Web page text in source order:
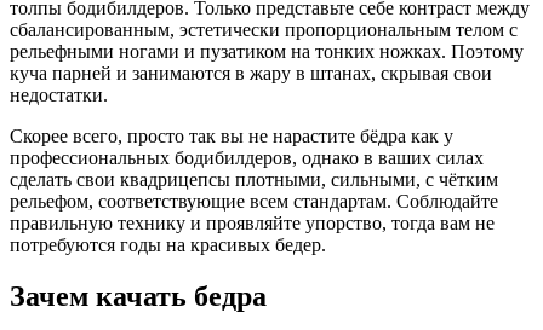
толпы бодибилдеров. Только представьте себе контраст между
сбалансированным, эстетически пропорциональным телом с
рельефными ногами и пузатиком на тонких ножках. Поэтому
куча парней и занимаются в жару в штанах, скрывая свои
недостатки.
Скорее всего, просто так вы не нарастите бёдра как у
профессиональных бодибилдеров, однако в ваших силах
сделать свои квадрицепсы плотными, сильными, с чётким
рельефом, соответствующие всем стандартам. Соблюдайте
правильную технику и проявляйте упорство, тогда вам не
потребуются годы на красивых бедер.
Зачем качать бедра